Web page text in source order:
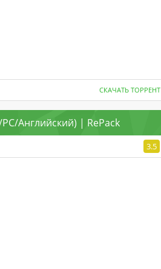
СКАЧАТЬ ТОРРЕНТ
Английский) | RePack
3.5